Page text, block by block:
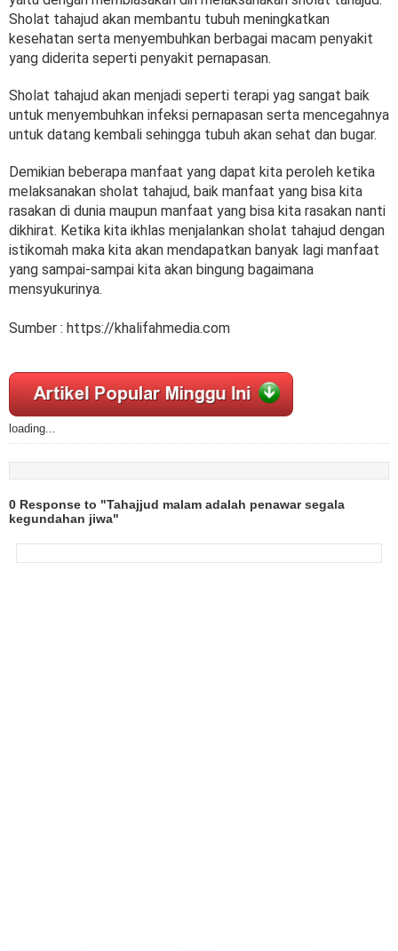
Sholat tahajud akan membantu tubuh meningkatkan
kesehatan serta menyembuhkan berbagai macam penyakit
yang diderita seperti penyakit pernapasan.
Sholat tahajud akan menjadi seperti terapi yag sangat baik
untuk menyembuhkan infeksi pernapasan serta mencegahnya
untuk datang kembali sehingga tubuh akan sehat dan bugar.
Demikian beberapa manfaat yang dapat kita peroleh ketika
melaksanakan sholat tahajud, baik manfaat yang bisa kita
rasakan di dunia maupun manfaat yang bisa kita rasakan nanti
dikhirat. Ketika kita ikhlas menjalankan sholat tahajud dengan
istikomah maka kita akan mendapatkan banyak lagi manfaat
yang sampai-sampai kita akan bingung bagaimana
mensyukurinya.
Sumber : https://khalifahmedia.com
loading...
0 Response to "Tahajjud malam adalah penawar segala
kegundahan jiwa"